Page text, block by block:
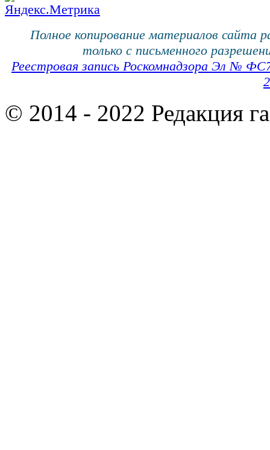
Полное копирование материалов сайта
только с письменного
Реестровая запись Роскомнадзора Эл №
© 2014 - 2022 Редакция